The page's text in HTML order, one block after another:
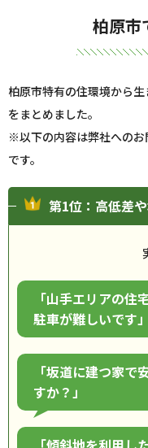
柏原市
柏原市特有の住環境から
をまとめました。
※以下の内容は弊社への
です。
第1位：高低差
「山手エリアの住
駐車が難しいです」
「坂道に建つ家で
すか？」